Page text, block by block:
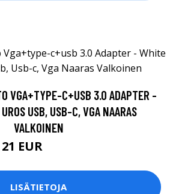
VGA+TYPE-C+USB 3.0 ADAPTER -
USB, USB-C, VGA NAARAS
VALKOINEN
21 EUR
LISÄTIETOJA